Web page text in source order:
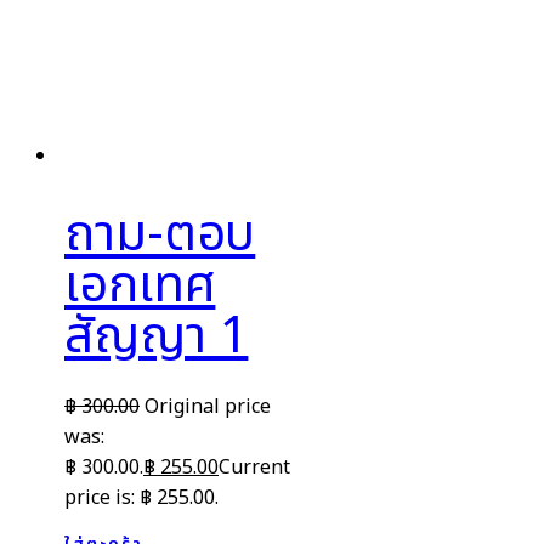
ถาม-ตอบ
เอกเทศ
สัญญา 1
฿300.00Original price
was:
฿ 300.00.฿ 255.00Current
price is: ฿ 255.00.